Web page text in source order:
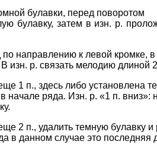
булавки, перед поворотом
булавку, затем в изн. р.
направлению к левой кромке,
р. связать мелодию длиной
1 п., здесь либо установлена
ряда. Изн. р. «1 п.
2 п., удалить темную булавку и
в данном случае это